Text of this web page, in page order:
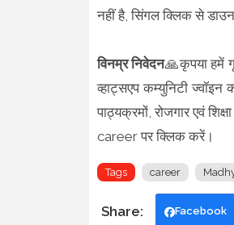
नहीं है, सिंगल क्लिक से
विनम्र निवेदन🙏कृपया हमें
व्हाट्सएप कम्युनिटी ज्वॉइन
पाठ्यक्रमों, रोजगार एवं
career पर क्लिक करें।
Tags career
Facebook